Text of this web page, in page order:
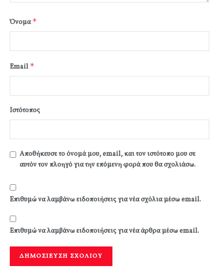
Όνομα*
Email *
Ιστότοπος
Αποθήκευσε το όνομά μου, email, και τον ιστότοπο μου σε
αυτόν τον πλοηγό για την επόμενη φορά που θα σχολιάσω.
Επιθυμώ να λαμβάνω ειδοποιήσεις για νέα σχόλια μέσω email.
Επιθυμώ να λαμβάνω ειδοποιήσεις για νέα άρθρα μέσω email.